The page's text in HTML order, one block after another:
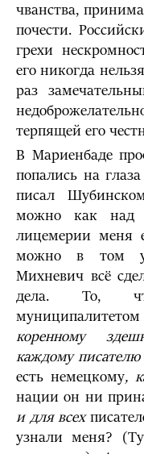
чванства,
почести.
грехи
его никогда
раз
терпящей его
В Мариенбаде
попались на
писал
можно как над
лицемерии меня
можно в том
Михневич всё
дела. То,
коренному
каждому
есть немецкому,
нации он ни
и для всех
узнали меня?